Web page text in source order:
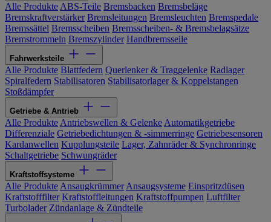
Alle Produkte ABS-Teile Bremsbacken Bremsbeläge
Bremskraftverstärker Bremsleitungen Bremsleuchten Bremspedale
Bremssättel Bremsscheiben Bremsscheiben- & Bremsbelagsätze
Bremstrommeln Bremszylinder Handbremsseile
Fahrwerksteile
Alle Produkte Blattfedern Querlenker & Traggelenke Radlager
Spiralfedern Stabilisatoren Stabilisatorlager & Koppelstangen
Stoßdämpfer
Getriebe & Antrieb
Alle Produkte Antriebswellen & Gelenke Automatikgetriebe
Differenziale Getriebedichtungen & -simmerringe Getriebesensoren
Kardanwellen Kupplungsteile Lager, Zahnräder & Synchronringe
Schaltgetriebe Schwungräder
Kraftstoffsysteme
Alle Produkte Ansaugkrümmer Ansaugsysteme Einspritzdüsen
Kraftstofffilter Kraftstoffleitungen Kraftstoffpumpen Luftfilter
Turbolader Zündanlage & Zündteile